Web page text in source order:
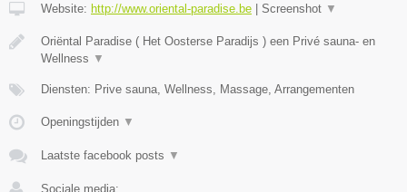
Website: http://www.oriental-paradise.be Screenshot ▼
Oriëntal Paradise ( Het Oosterse Paradijs ) een Privé sauna- en
Wellness ▼
Diensten: Prive sauna, Wellness, Massage, Arrangementen
Openingstijden ▼
Laatste facebook posts ▼
Sociale media: